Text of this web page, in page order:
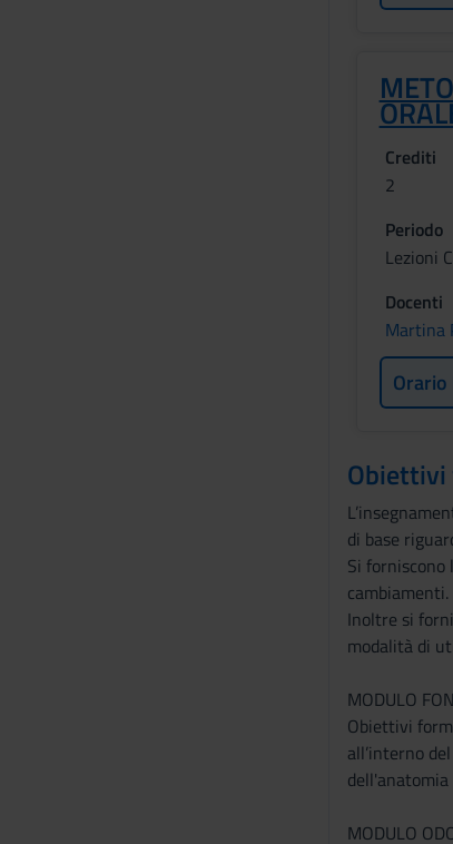
Crediti
2
Periodo
Lezioni
Docenti
Martina
Orario
di base
Si forniscono
cambiamenti.
Inoltre si
modalità di
MODULO
Obiettivi
all’interno
MODULO